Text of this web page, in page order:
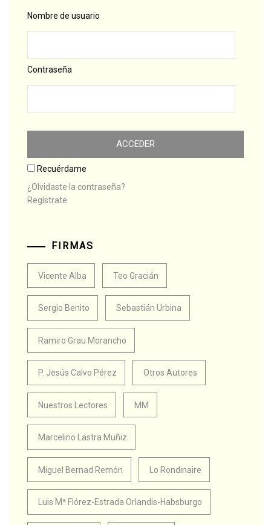
Nombre de usuario
Contraseña
Recuérdame
¿Olvidaste la contraseña?
Regístrate
FIRMAS
Vicente Alba Teo Gracián
Sergio Benito Sebastián Urbina
Ramiro Grau Morancho
P. Jesús Calvo Pérez Otros Autores
Nuestros Lectores MM
Marcelino Lastra Muñiz
Miguel Bernad Remón Lo Rondinaire
Luis Mª Flórez-Estrada Orlandis-Habsburgo